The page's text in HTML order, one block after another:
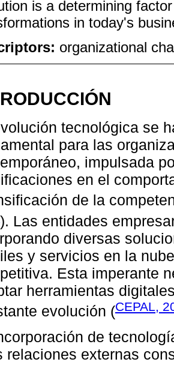
is a determining
in today's
organizational
tecnológica se
para las
impulsada
en el
de la
). Las entidades
diversas
y servicios en la
Esta imperante
herramientas
evolución (CEPAL,
de
relaciones externas